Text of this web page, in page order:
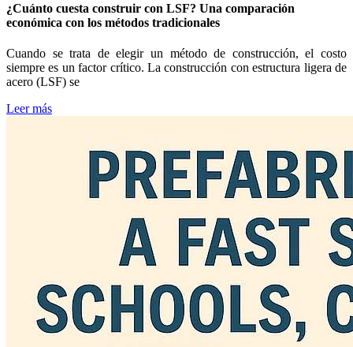
¿Cuánto cuesta construir con LSF? Una comparación
económica con los métodos tradicionales
Cuando se trata de elegir un método de construcción, el costo
siempre es un factor crítico. La construcción con estructura ligera de
acero (LSF) se
Leer más